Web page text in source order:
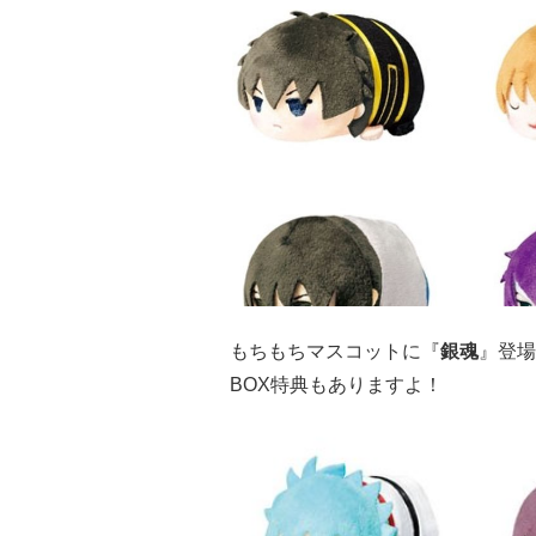
もちもちマスコットに『銀魂』登
BOX特典もありますよ！